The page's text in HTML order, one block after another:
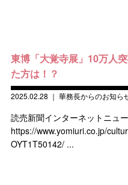
東博「大覚寺展」10万人
た方は！？
2025.02.28 ｜ 華務長からのお知ら
読売新聞インターネットニュ
https://www.yomiuri.co.jp/
OYT1T50142/ ...